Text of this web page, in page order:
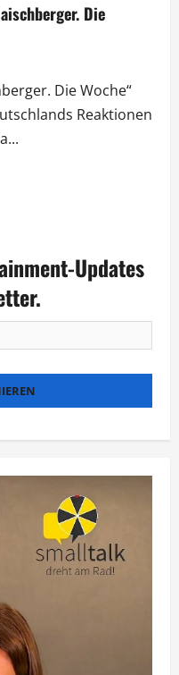
Die
Die Woche“
Reaktionen
Updates